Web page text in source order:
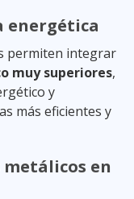
energética
permiten integrar
muy superiores,
y
más eficientes y
en